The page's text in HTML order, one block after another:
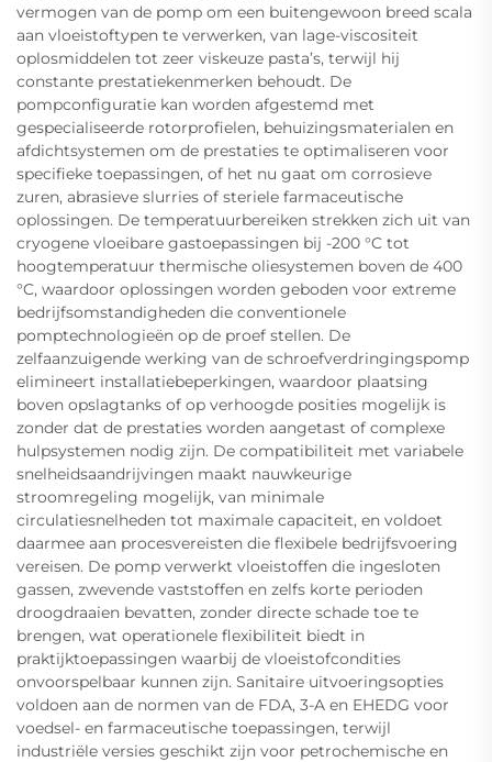
vermogen van de pomp om een buitengewoon breed scala
aan vloeistoftypen te verwerken, van lage-viscositeit
oplosmiddelen tot zeer viskeuze pasta’s, terwijl hij
constante prestatiekenmerken behoudt. De
pompconfiguratie kan worden afgestemd met
gespecialiseerde rotorprofielen, behuizingsmaterialen en
afdichtsystemen om de prestaties te optimaliseren voor
specifieke toepassingen, of het nu gaat om corrosieve
zuren, abrasieve slurries of steriele farmaceutische
oplossingen. De temperatuurbereiken strekken zich uit van
cryogene vloeibare gastoepassingen bij -200 °C tot
hoogtemperatuur thermische oliesystemen boven de 400
°C, waardoor oplossingen worden geboden voor extreme
bedrijfsomstandigheden die conventionele
pomptechnologieën op de proef stellen. De
zelfaanzuigende werking van de schroefverdringingspomp
elimineert installatiebeperkingen, waardoor plaatsing
boven opslagtanks of op verhoogde posities mogelijk is
zonder dat de prestaties worden aangetast of complexe
hulpsystemen nodig zijn. De compatibiliteit met variabele
snelheidsaandrijvingen maakt nauwkeurige
stroomregeling mogelijk, van minimale
circulatiesnelheden tot maximale capaciteit, en voldoet
daarmee aan procesvereisten die flexibele bedrijfsvoering
vereisen. De pomp verwerkt vloeistoffen die ingesloten
gassen, zwevende vaststoffen en zelfs korte perioden
droogdraaien bevatten, zonder directe schade toe te
brengen, wat operationele flexibiliteit biedt in
praktijktoepassingen waarbij de vloeistofcondities
onvoorspelbaar kunnen zijn. Sanitaire uitvoeringsopties
voldoen aan de normen van de FDA, 3-A en EHEDG voor
voedsel- en farmaceutische toepassingen, terwijl
industriële versies geschikt zijn voor petrochemische en